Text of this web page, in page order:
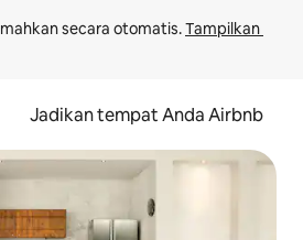
secara otomatis. Tampilkan
Jadikan tempat Anda Airbnb